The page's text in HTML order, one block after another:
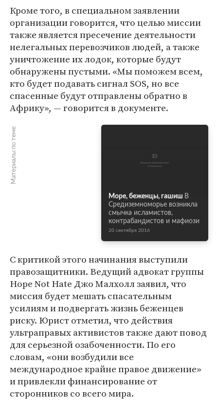
Кроме того, в специальном заявлении
организации говорится, что целью миссии
также является пресечение деятельности
нелегальных перевозчиков людей, а также
уничтожение их лодок, которые будут
обнаружены пустыми. «Мы поможем всем,
кто будет подавать сигнал SOS, но все
спасенные будут отправлены обратно в
Африку», — говорится в документе.
Материалы по теме
Море, беженцы, гашиш В
Средиземноморье возникла
смычка исламистов,
контрабандистов и мафиози
20 сентября 2016
С критикой этого начинания выступили
правозащитники. Ведущий адвокат группы
Hope Not Hate Джо Малхолл заявил, что
миссия будет мешать спасательным
усилиям и подвергать жизнь беженцев
риску. Юрист отметил, что действия
ультраправых активистов также дают повод
для серьезной озабоченности. По его
словам, «они возбудили все
международное крайне правое движение»
и привлекли финансирование от
сторонников со всего мира.